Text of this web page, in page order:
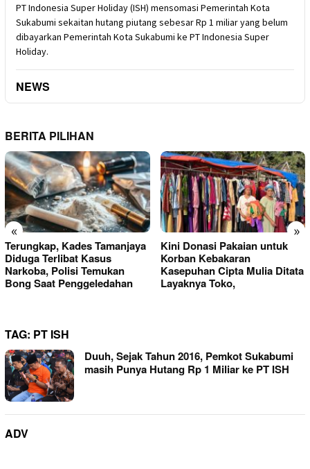
PT Indonesia Super Holiday (ISH) mensomasi Pemerintah Kota
Sukabumi sekaitan hutang piutang sebesar Rp 1 miliar yang belum
dibayarkan Pemerintah Kota Sukabumi ke PT Indonesia Super
Holiday.
NEWS
BERITA PILIHAN
« »
Terungkap, Kades Tamanjaya
Diduga Terlibat Kasus
Narkoba, Polisi Temukan
Bong Saat Penggeledahan
Kini Donasi Pakaian untuk
Korban Kebakaran
Kasepuhan Cipta Mulia Ditata
Layaknya Toko,
TAG: PT ISH
Duuh, Sejak Tahun 2016, Pemkot Sukabumi
masih Punya Hutang Rp 1 Miliar ke PT ISH
ADV